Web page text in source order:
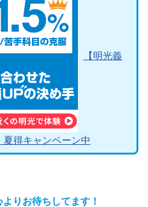
【明光義
得キャンペーン中
りお待ちしてます！